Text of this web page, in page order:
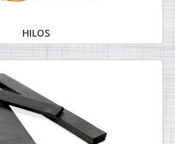
HILOS